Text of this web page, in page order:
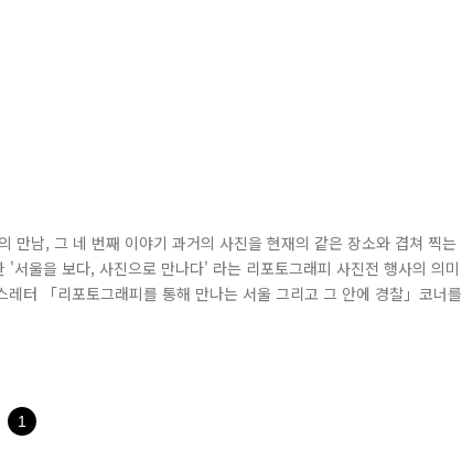
만남, 그 네 번째 이야기 과거의 사진을 현재의 같은 장소와 겹쳐 찍는
울을 보다, 사진으로 만나다' 라는 리포토그래피 사진전 행사의 의미
터 「리포토그래피를 통해 만나는 서울 그리고 그 안에 경찰」코너를
데요. 많은 네티즌들께서 보내주신 관심과 뜨거운 성원에 힘입어 오늘
소개를 해드리는데요. 오늘은 과연, 경찰의 어떤 옛 사진이 기다리고 ..
1